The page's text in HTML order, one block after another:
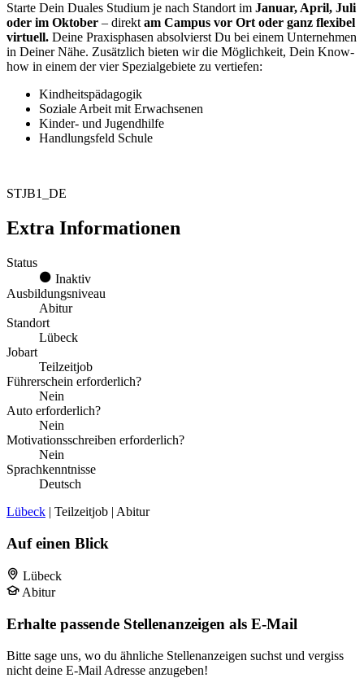
Starte Dein Duales Studium je nach Standort im Januar, April, Juli
oder im Oktober – direkt am Campus vor Ort oder ganz flexibel
virtuell. Deine Praxisphasen absolvierst Du bei einem Unternehmen
in Deiner Nähe. Zusätzlich bieten wir die Möglichkeit, Dein Know-
how in einem der vier Spezialgebiete zu vertiefen:
Kindheitspädagogik
Soziale Arbeit mit Erwachsenen
Kinder- und Jugendhilfe
Handlungsfeld Schule
STJB1_DE
Extra Informationen
Status
Inaktiv
Ausbildungsniveau
Abitur
Standort
Lübeck
Jobart
Teilzeitjob
Führerschein erforderlich?
Nein
Auto erforderlich?
Nein
Motivationsschreiben erforderlich?
Nein
Sprachkenntnisse
Deutsch
Lübeck | Teilzeitjob | Abitur
Auf einen Blick
Lübeck
Abitur
Erhalte passende Stellenanzeigen als E-Mail
Bitte sage uns, wo du ähnliche Stellenanzeigen suchst und vergiss
nicht deine E-Mail Adresse anzugeben!